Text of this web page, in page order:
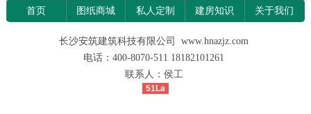
首页 图纸商城 私人定制 建房知识 关于我们
长沙安筑建筑科技有限公司 www.hnazjz.com
电话：400-8070-511 18182101261
联系人：侯工
51La